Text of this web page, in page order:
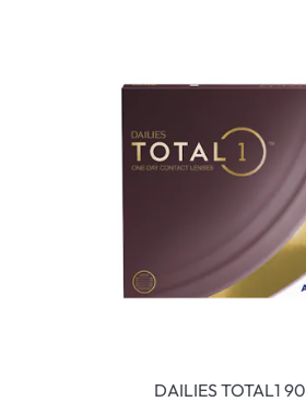
DAILIES TOTAL1 90